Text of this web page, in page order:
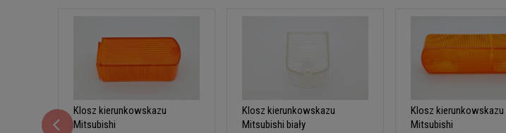
Klosz kierunkowskazu
Mitsubishi
Klosz kierunkowskazu
Mitsubishi biały
Klosz kierunkowskazu
Mitsubishi